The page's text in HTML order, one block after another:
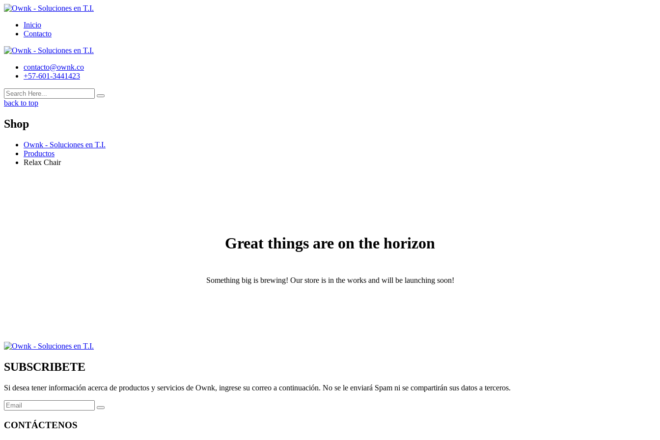
Skip
contentInicio
Contacto
contacto@ownk.co
+57-601-3441423
back to top
Shop
Ownk - Soluciones en T.I.
Productos
Relax Chair
Great things are on the horizon
Something big is brewing! Our store is in the works and will be launching soon!
SUBSCRIBETE
Si desea tener información acerca de productos y servicios de Ownk, ingrese su correo a continuación. No se le enviará Spam ni se compartirán sus datos a terceros.
CONTÁCTENOS